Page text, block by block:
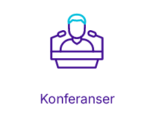
Konferanser